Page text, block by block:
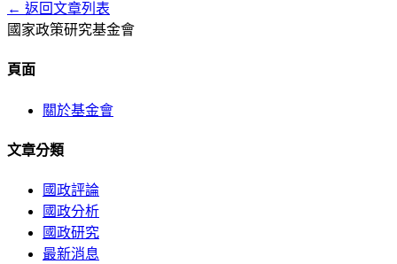
← 返回文章列表
國家政策研究基金會
頁面
關於基金會
文章分類
國政評論
國政分析
國政研究
最新消息